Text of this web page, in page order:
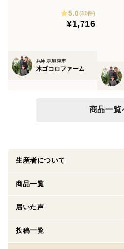
5.0(31件)
¥1,716
兵庫県加東市
木ゴコロファーム
商品一覧
生産者について
商品一覧
届いた声
投稿一覧